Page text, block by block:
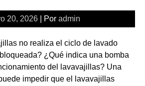
20, 2026 | Por admin
no realiza el ciclo de lavado
¿Qué indica una bomba
del lavavajillas? Una
impedir que el lavavajillas